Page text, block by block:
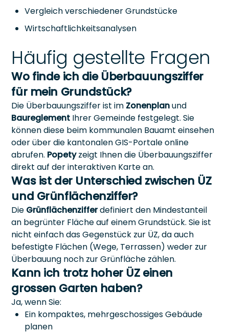
Vergleich verschiedener Grundstücke
Wirtschaftlichkeitsanalysen
Häufig gestellte Fragen
Wo finde ich die Überbauungsziffer
für mein Grundstück?
Die Überbauungsziffer ist im Zonenplanund
Baureglement Ihrer Gemeinde festgelegt. Sie
können diese beim kommunalen Bauamt einsehen
oder über die kantonalen GIS-Portale online
abrufen. Popetyzeigt Ihnen die Überbauungsziffer
direkt auf der interaktiven Karte an.
Was ist der Unterschied zwischen ÜZ
und Grünflächenziffer?
Die Grünflächenzifferdefiniert den Mindestanteil
an begrünter Fläche auf einem Grundstück. Sie ist
nicht einfach das Gegenstück zur ÜZ, da auch
befestigte Flächen (Wege, Terrassen) weder zur
Überbauung noch zur Grünfläche zählen.
Kann ich trotz hoher ÜZ einen
grossen Garten haben?
Ja, wenn Sie:
Ein kompaktes, mehrgeschossiges Gebäude
planen